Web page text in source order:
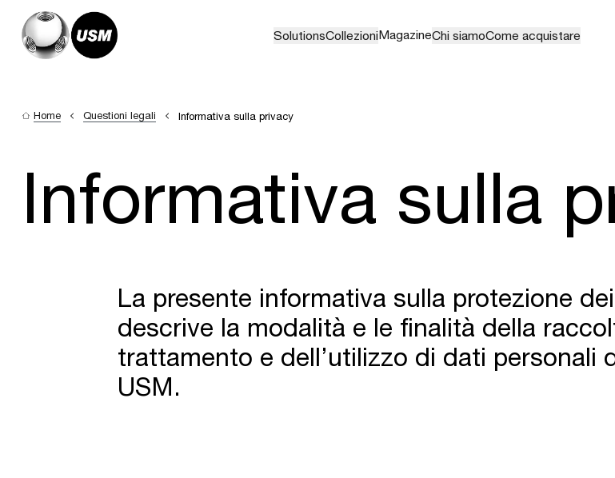
SolutionsCollezioniMagazineChi siamoCome acquistare
Home Questioni legali Informativa sulla privacy
Informativa sulla
La presente informativa sulla protezione
descrive la modalità e le finalità della
trattamento e dell’utilizzo di dati personali
USM.